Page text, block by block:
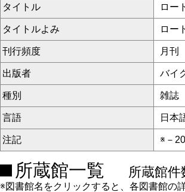
タイトル ロー
タイトルよみ ロー
刊行頻度 月刊
出版者 バイ
種別 雑誌
言語 日本
注記 ※－
所蔵館一覧 所蔵館件
※図書館名をクリックすると、各図書館の